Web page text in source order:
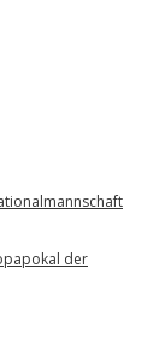
der